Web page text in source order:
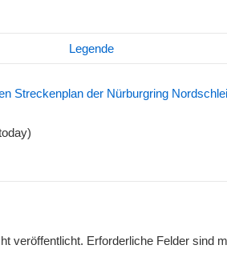
Legende
Streckenplan der Nürburgring
veröffentlicht. Erforderliche Felder sind